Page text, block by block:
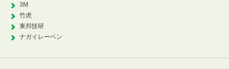
3M
竹虎
東邦技研
ナガイレーベン